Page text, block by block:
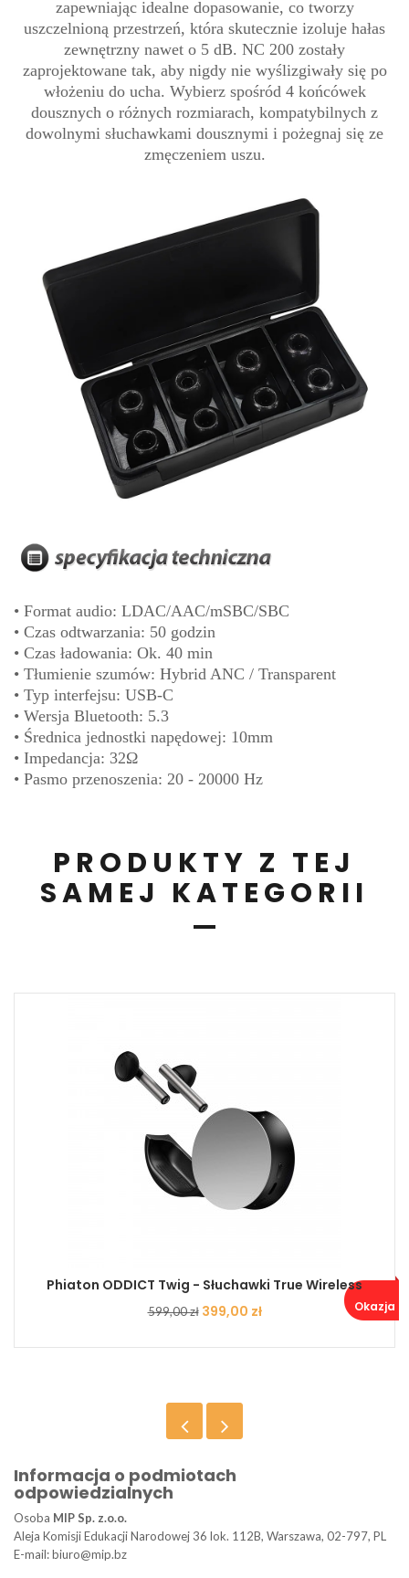
zapewniając idealne dopasowanie, co tworzy
uszczelnioną przestrzeń, która skutecznie izoluje hałas
zewnętrzny nawet o 5 dB. NC 200 zostały
zaprojektowane tak, aby nigdy nie wyślizgiwały się po
włożeniu do ucha. Wybierz spośród 4 końcówek
dousznych o różnych rozmiarach, kompatybilnych z
dowolnymi słuchawkami dousznymi i pożegnaj się ze
zmęczeniem uszu.
• Format audio: LDAC/AAC/mSBC/SBC
• Czas odtwarzania: 50 godzin
• Czas ładowania: Ok. 40 min
• Tłumienie szumów: Hybrid ANC / Transparent
• Typ interfejsu: USB-C
• Wersja Bluetooth: 5.3
• Średnica jednostki napędowej: 10mm
• Impedancja: 32Ω
• Pasmo przenoszenia: 20 - 20000 Hz
PRODUKTY Z TEJ
SAMEJ KATEGORII
Phiaton ODDICT Twig - Słuchawki True Wireless
Cena
599,00 zł Cena
399,00 zł Okazja ..
Informacja o podmiotach
odpowiedzialnych
Osoba MIP Sp. z.o.o.
Aleja Komisji Edukacji Narodowej 36 lok. 112B, Warszawa, 02-797, PL
E-mail: biuro@mip.bz